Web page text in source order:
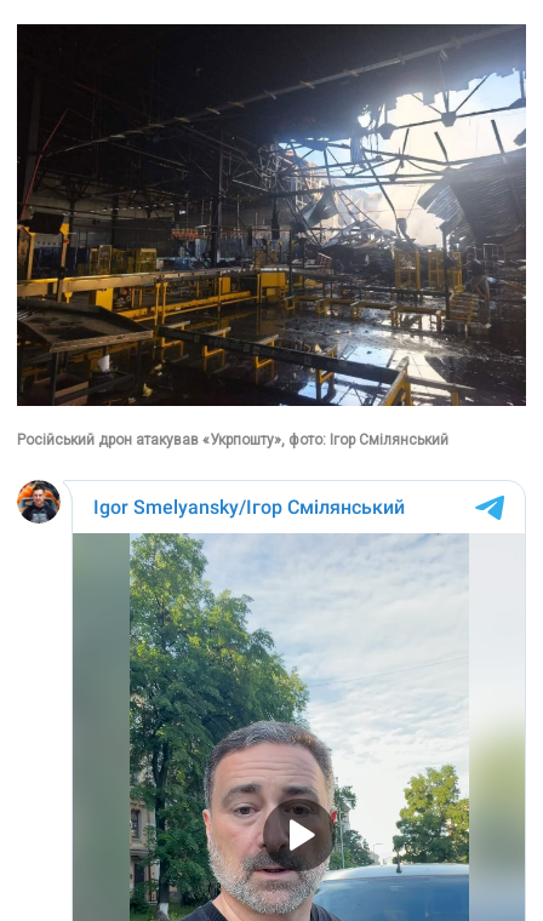
Російський дрон атакував «Укрпошту», фото: Ігор Смілянський